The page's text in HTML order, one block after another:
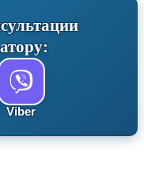
Viber